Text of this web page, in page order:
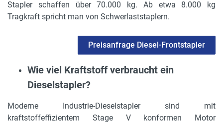
Stapler schaffen über 70.000 kg. Ab etwa 8.000 kg
Tragkraft spricht man von Schwerlaststaplern.
Preisanfrage Diesel-Frontstapler
Wie viel Kraftstoff verbraucht ein
Dieselstapler?
Moderne Industrie-Dieselstapler sind mit
kraftstoffeffizientem Stage V konformen Motor